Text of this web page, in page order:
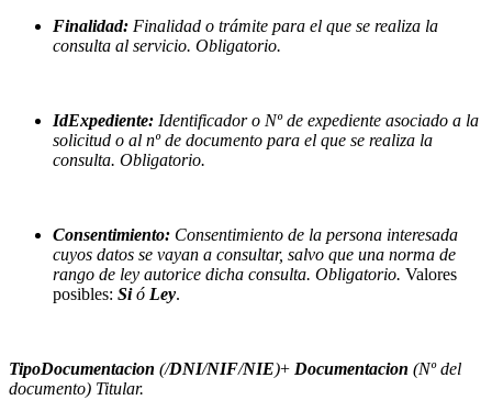
Finalidad: Finalidad o trámite para el que se realiza la
consulta al servicio. Obligatorio.
IdExpediente: Identificador o Nº de expediente asociado a la
solicitud o al nº de documento para el que se realiza la
consulta. Obligatorio.
Consentimiento: Consentimiento de la persona interesada
cuyos datos se vayan a consultar, salvo que una norma de
rango de ley autorice dicha consulta. Obligatorio. Valores
posibles: Si ó Ley.
TipoDocumentacion (/DNI/NIF/NIE)+ Documentacion (Nº del
documento) Titular.